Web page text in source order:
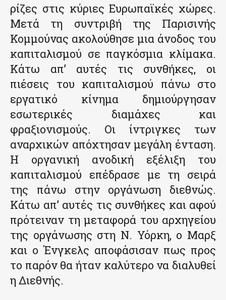
ρίζες στις κύριες Ευρωπαϊκές χώρες.
Μετά τη συντριβή της Παρισινής
Κομμούνας ακολούθησε μια άνοδος του
καπιταλισμού σε παγκόσμια κλίμακα.
Κάτω απ’ αυτές τις συνθήκες, οι
πιέσεις του καπιταλισμού πάνω στο
εργατικό κίνημα δημιούργησαν
εσωτερικές διαμάχες και
φραξιονισμούς. Οι ίντριγκες των
αναρχικών απόχτησαν μεγάλη ένταση.
Η οργανική ανοδική εξέλιξη του
καπιταλισμού επέδρασε με τη σειρά
της πάνω στην οργάνωση διεθνώς.
Κάτω απ’ αυτές τις συνθήκες και αφού
πρότειναν τη μεταφορά του αρχηγείου
της οργάνωσης στη Ν. Υόρκη, ο Μαρξ
και ο Ένγκελς αποφάσισαν πως προς
το παρόν θα ήταν καλύτερο να διαλυθεί
η Διεθνής.